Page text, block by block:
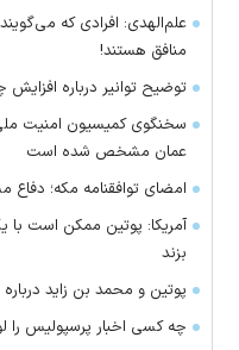
علم‌الهدی: افرادی که
منافق هستند!
توضیح توانیر درباره
سخنگوی کمیسیون امنیت
عمان مشخص شده است
امضای توافقنامه مکه؛ دفاع
آمریکا: پوتین ممکن است
بزند
پوتین و محمد بن زاید
چه کسی اخبار پرسپولیس را